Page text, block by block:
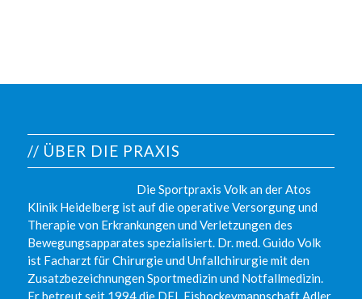
// ÜBER DIE PRAXIS
Die Sportpraxis Volk an der Atos
Klinik Heidelberg ist auf die operative Versorgung und
Therapie von Erkrankungen und Verletzungen des
Bewegungsapparates spezialisiert. Dr. med. Guido Volk
ist Facharzt für Chirurgie und Unfallchirurgie mit den
Zusatzbezeichnungen Sportmedizin und Notfallmedizin.
Er betreut seit 1994 die DEL Eishockeymannschaft Adler